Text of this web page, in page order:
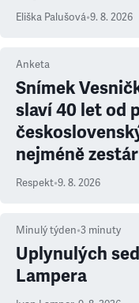
Eliška Palušová•9. 8. 2026
Anketa
Snímek
slaví 40 let od
nejméně
Respekt•9. 8. 2026
Minulý týden•3 minuty
Uplynulých
Lampera